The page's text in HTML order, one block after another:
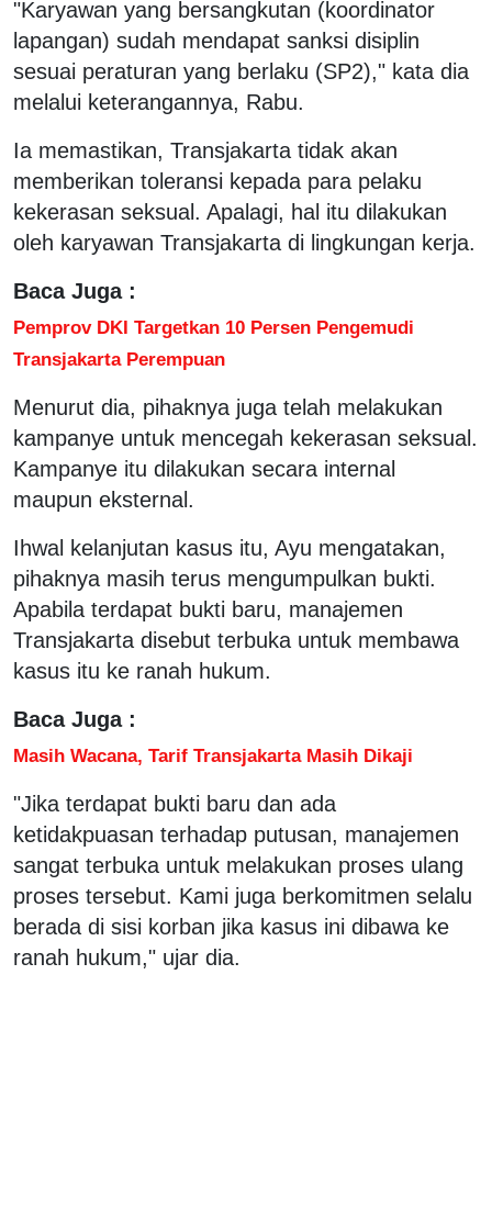
"Karyawan yang bersangkutan (koordinator
lapangan) sudah mendapat sanksi disiplin
sesuai peraturan yang berlaku (SP2)," kata dia
melalui keterangannya, Rabu.
Ia memastikan, Transjakarta tidak akan
memberikan toleransi kepada para pelaku
kekerasan seksual. Apalagi, hal itu dilakukan
oleh karyawan Transjakarta di lingkungan kerja.
Baca Juga :
Pemprov DKI Targetkan 10 Persen Pengemudi
Transjakarta Perempuan
Menurut dia, pihaknya juga telah melakukan
kampanye untuk mencegah kekerasan seksual.
Kampanye itu dilakukan secara internal
maupun eksternal.
Ihwal kelanjutan kasus itu, Ayu mengatakan,
pihaknya masih terus mengumpulkan bukti.
Apabila terdapat bukti baru, manajemen
Transjakarta disebut terbuka untuk membawa
kasus itu ke ranah hukum.
Baca Juga :
Masih Wacana, Tarif Transjakarta Masih Dikaji
​"​Jika terdapat bukti baru dan ada
ketidakpuasan terhadap putusan, manajemen
sangat terbuka untuk melakukan proses ulang
proses tersebut. Kami juga berkomitmen selalu
berada di sisi korban jika kasus ini dibawa ke
ranah hukum," ujar dia.